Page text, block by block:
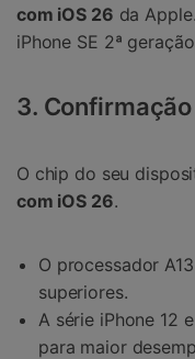
com iOS 26 da
iPhone SE 2ª
3.
O chip do seu
com iOS 26.
O processador
superiores.
A série iPhone 12
para maior